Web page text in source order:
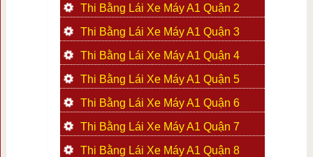
Thi Bằng Lái Xe Máy A1 Quận 2
Thi Bằng Lái Xe Máy A1 Quận 3
Thi Bằng Lái Xe Máy A1 Quận 4
Thi Bằng Lái Xe Máy A1 Quận 5
Thi Bằng Lái Xe Máy A1 Quận 6
Thi Bằng Lái Xe Máy A1 Quận 7
Thi Bằng Lái Xe Máy A1 Quận 8